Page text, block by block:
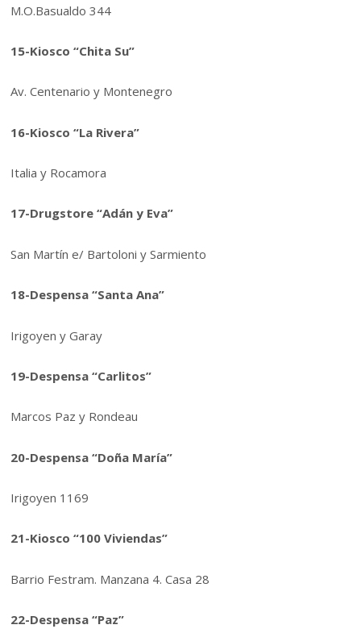
M.O.Basualdo 344
15-Kiosco “Chita Su”
Av. Centenario y Montenegro
16-Kiosco “La Rivera”
Italia y Rocamora
17-Drugstore “Adán y Eva”
San Martín e/ Bartoloni y Sarmiento
18-Despensa “Santa Ana”
Irigoyen y Garay
19-Despensa “Carlitos”
Marcos Paz y Rondeau
20-Despensa “Doña María”
Irigoyen 1169
21-Kiosco “100 Viviendas”
Barrio Festram. Manzana 4. Casa 28
22-Despensa “Paz”